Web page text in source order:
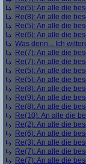
Re(5): An alle die
Re(8): An alle die
Re(5): An alle die
Re(6): An alle die
Was denn... Ich
Re(7): An alle die
Re(7): An alle die
Re(5): An alle die
Re(5): An alle die
Re(8): An alle die
Re(9): An alle die
Re(8): An alle die
Re(10): An alle die
Re(2): An alle die
Re(6): An alle die
Re(3): An alle die
Re(7): An alle die
Re(7): An alle die